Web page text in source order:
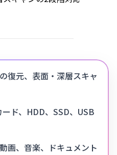
復元、表面・深層スキャ
ード、HDD、SSD、USB
画、音楽、ドキュメント